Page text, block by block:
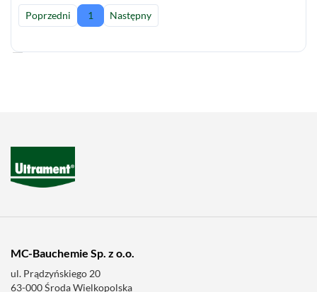
Poprzedni 1 Następny
MC-Bauchemie Sp. z o.o.
ul. Prądzyńskiego 20
63-000 Środa Wielkopolska